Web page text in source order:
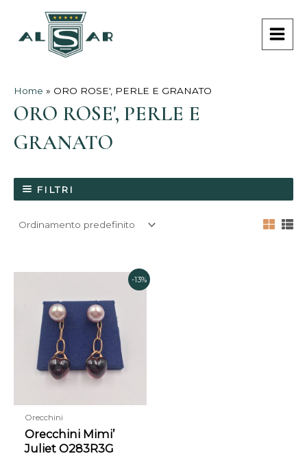
contenuto
Home » ORO ROSE', PERLE E GRANATO
ORO ROSE', PERLE E
GRANATO
FILTRI
-13%
Orecchini
Orecchini Mimi’
Juliet O283R3G
originale
era:
1.550,00€.
Il
prezzo